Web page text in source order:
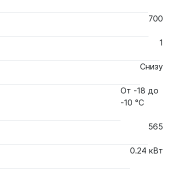
700
1
Снизу
От -18 до
-10 °С
565
0.24 кВт